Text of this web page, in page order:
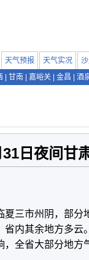
天气预报 天气实况
甘南 嘉峪关 金昌 酒
日夜间甘
三市州阴，部分
内其余地方多云
全省大部分地方